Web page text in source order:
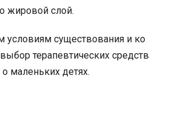
жировой слой.
условиям существования и ко
терапевтических средств
маленьких детях.